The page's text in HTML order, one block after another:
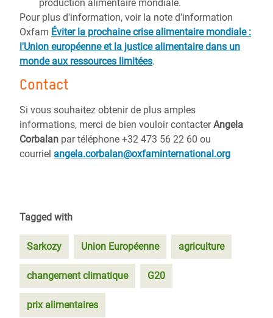
production alimentaire mondiale.
Pour plus d'information, voir la note d'information
Oxfam Éviter la prochaine crise alimentaire mondiale :
l'Union européenne et la justice alimentaire dans un
monde aux ressources limitées.
Contact
Si vous souhaitez obtenir de plus amples
informations, merci de bien vouloir contacterAngela
Corbalan par téléphone +32 473 56 22 60 ou
courriel angela.corbalan@oxfaminternational.org
Tagged with
Sarkozy Union Européenne agriculture
changement climatique G20
prix alimentaires